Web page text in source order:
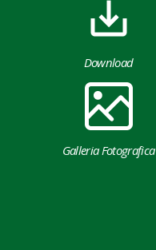
Download
Galleria Fotografica